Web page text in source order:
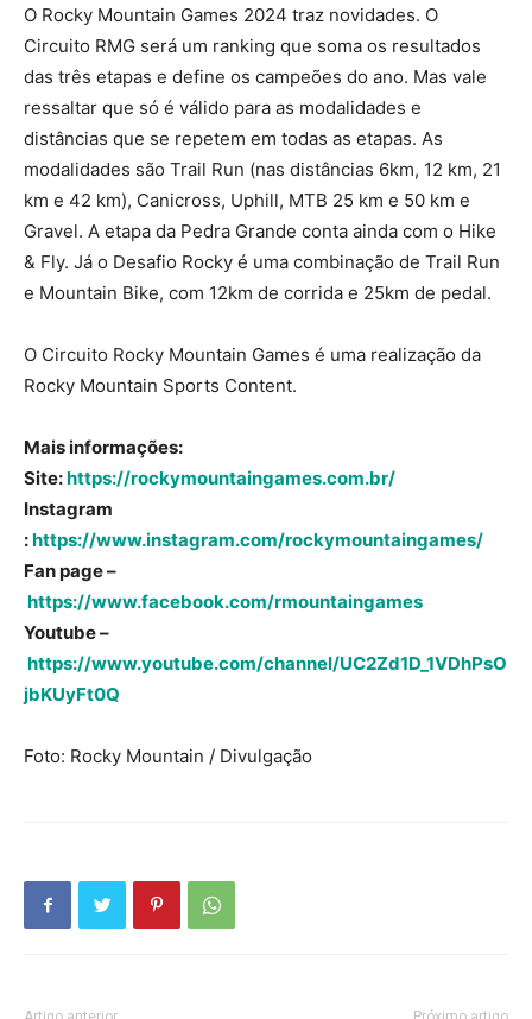
O Rocky Mountain Games 2024 traz novidades. O
Circuito RMG será um ranking que soma os resultados
das três etapas e define os campeões do ano. Mas vale
ressaltar que só é válido para as modalidades e
distâncias que se repetem em todas as etapas. As
modalidades são Trail Run (nas distâncias 6km, 12 km, 21
km e 42 km), Canicross, Uphill, MTB 25 km e 50 km e
Gravel. A etapa da Pedra Grande conta ainda com o Hike
& Fly. Já o Desafio Rocky é uma combinação de Trail Run
e Mountain Bike, com 12km de corrida e 25km de pedal.
O Circuito Rocky Mountain Games é uma realização da
Rocky Mountain Sports Content.
Mais informações:
Site:https://rockymountaingames.com.br/
Instagram
:https://www.instagram.com/rockymountaingames/
Fan page –
https://www.facebook.com/rmountaingames
Youtube –
https://www.youtube.com/channel/UC2Zd1D_1VDhPsO
jbKUyFt0Q
Foto: Rocky Mountain / Divulgação